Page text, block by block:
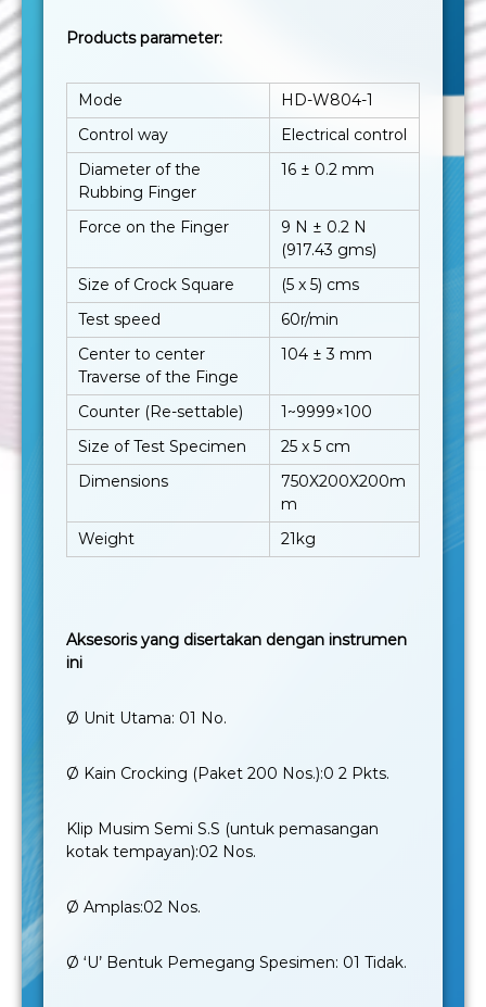
Products parameter:
Mode
HD-W804-1
Control way
Electrical control
Diameter of the
Rubbing Finger
16 ± 0.2 mm
Force on the Finger
9 N ± 0.2 N
(917.43 gms)
Size of Crock Square
(5 x 5) cms
Test speed
60r/min
Center to center
Traverse of the Finge
104 ± 3 mm
Counter (Re-settable)
1~9999×100
Size of Test Specimen
25 x 5 cm
Dimensions
750X200X200m
m
Weight
21kg
Aksesoris yang disertakan dengan instrumen
ini
Ø Unit Utama: 01 No.
Ø Kain Crocking (Paket 200 Nos.):0 2 Pkts.
Klip Musim Semi S.S (untuk pemasangan
kotak tempayan):02 Nos.
Ø Amplas:02 Nos.
Ø ‘U’ Bentuk Pemegang Spesimen: 01 Tidak.